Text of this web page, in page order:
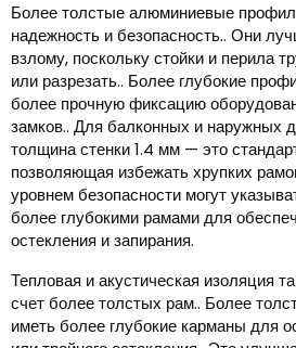
Более толстые алюминиевые
надежность и безопасность.. Они
взлому, поскольку стойки и перила
или разрезать.. Более глубокие
более прочную фиксацию
замков.. Для балконных и наружных
толщина стенки 1.4 мм — это
позволяющая избежать хрупких
уровнем безопасности могут
более глубокими рамами для
остекления и запирания.
Тепловая и акустическая изоляция
счет более толстых рам.. Более
иметь более глубокие карманы для